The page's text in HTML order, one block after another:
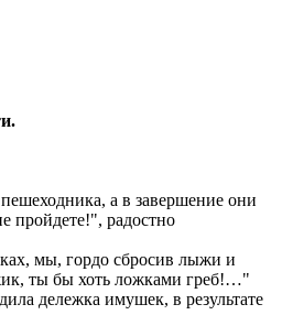
а в завершение они
пройдете!", радостно
мы, гордо сбросив лыжи и
ты бы хоть ложками греб!…"
дележка имушек, в результате